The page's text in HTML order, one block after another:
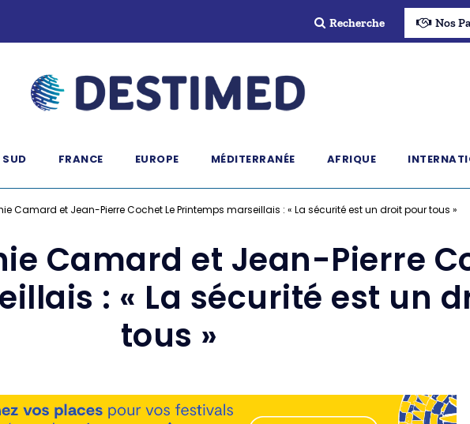
Recherche Nos
SUD FRANCE EUROPE MÉDITERRANÉE AFRIQUE
Camard et Jean-Pierre Cochet Le Printemps marseillais : « La sécurité est un droit pour tous »
Camard et Jean-Pierre
: « La sécurité est un
tous »